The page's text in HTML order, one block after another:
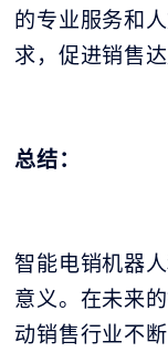
的专业服务和
求，促进销售达
总结：
智能电销机器
意义。在未来
动销售行业不